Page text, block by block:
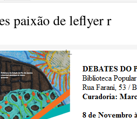
paixão de leflyer r